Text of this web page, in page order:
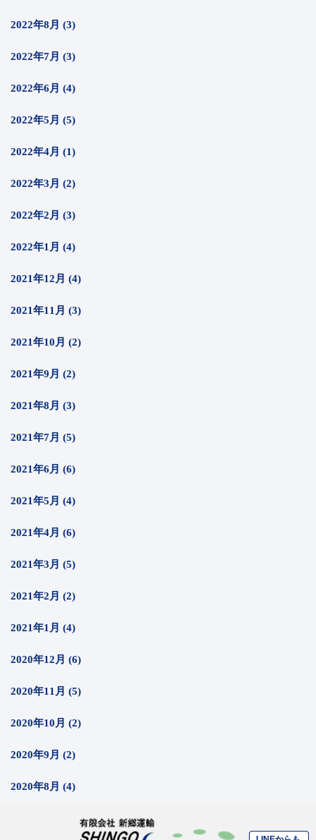
2022年8月 (3)
2022年7月 (3)
2022年6月 (4)
2022年5月 (5)
2022年4月 (1)
2022年3月 (2)
2022年2月 (3)
2022年1月 (4)
2021年12月 (4)
2021年11月 (3)
2021年10月 (2)
2021年9月 (2)
2021年8月 (3)
2021年7月 (5)
2021年6月 (6)
2021年5月 (4)
2021年4月 (6)
2021年3月 (5)
2021年2月 (2)
2021年1月 (4)
2020年12月 (6)
2020年11月 (5)
2020年10月 (2)
2020年9月 (2)
2020年8月 (4)